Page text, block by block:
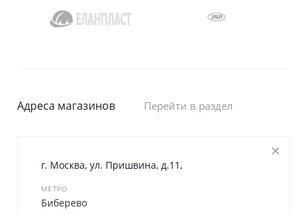
Адреса магазинов Перейти в раздел
г. Москва, ул. Пришвина, д.11,
МЕТРО
Биберево